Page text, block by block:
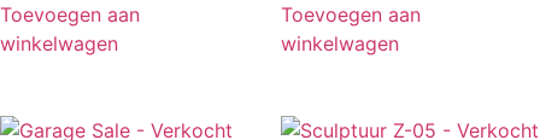
Toevoegen aan
winkelwagen
Toevoegen aan
winkelwagen